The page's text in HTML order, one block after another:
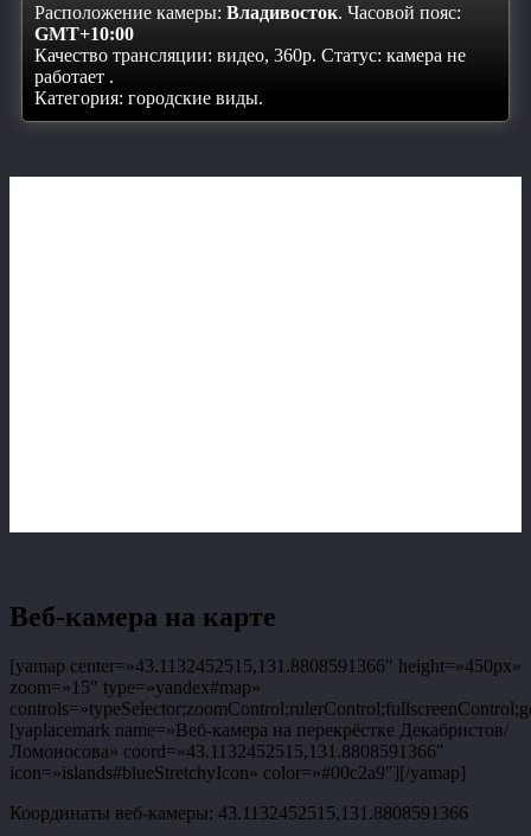
Расположение камеры: Владивосток. Часовой пояс:
GMT+10:00
Качество трансляции: видео, 360p. Статус: камера не
работает .
Категория: городские виды.
Веб-камера на карте
[yamap center=»43.1132452515,131.8808591366″ height=»450px»
zoom=»15″ type=»yandex#map»
[yaplacemark name=»Веб-камера на перекрёстке Декабристов/
Ломоносова» coord=»43.1132452515,131.8808591366″
icon=»islands#blueStretchyIcon» color=»#00c2a9″][/yamap]
Координаты веб-камеры: 43.1132452515,131.8808591366